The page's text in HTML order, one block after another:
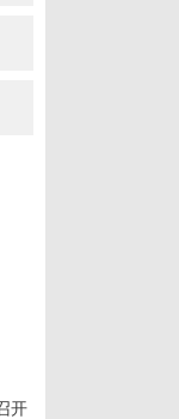
开